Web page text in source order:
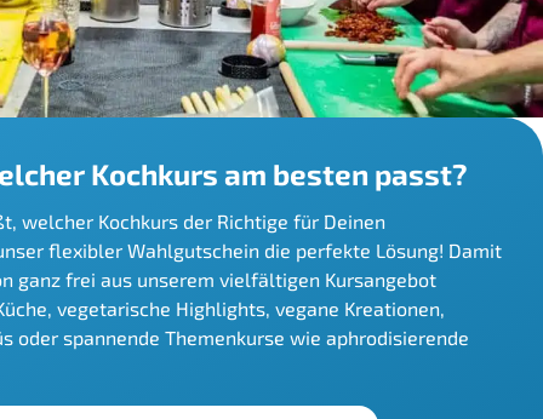
Kochkurs am besten passt?
welcher Kochkurs der Richtige für Deinen
flexibler Wahlgutschein die perfekte Lösung! Damit
ganz frei aus unserem vielfältigen Kursangebot
vegetarische Highlights, vegane Kreationen,
oder spannende Themenkurse wie aphrodisierende